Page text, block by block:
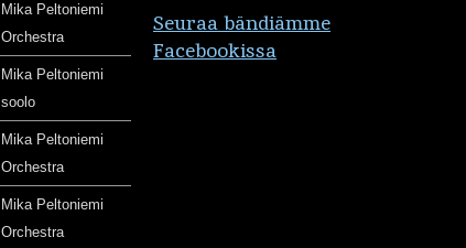
Mika Peltoniemi
Orchestra
Mika Peltoniemi
soolo
Mika Peltoniemi
Orchestra
Mika Peltoniemi
Orchestra
Seuraa bändiämme
Facebookissa